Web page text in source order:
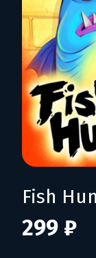
299 ₽